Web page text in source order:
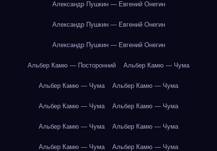
Александр Пушкин — Евгений Онегин
Александр Пушкин — Евгений Онегин
Александр Пушкин — Евгений Онегин
Альбер Камю — Посторонний Альбер Камю — Чума
Альбер Камю — Чума Альбер Камю — Чума
Альбер Камю — Чума Альбер Камю — Чума
Альбер Камю — Чума Альбер Камю — Чума
Альбер Камю — Чума Альбер Камю — Чума